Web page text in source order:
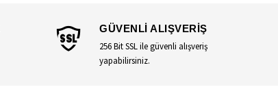
GÜVENLİ ALIŞVERİŞ
256 Bit SSL ile güvenli alışveriş
yapabilirsiniz.